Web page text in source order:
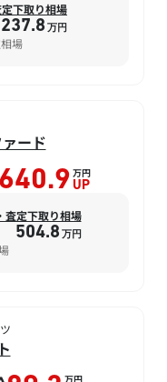
下取り相場
237.8 万円
場
ード
万円
UP
査定下取り相場
504.8 万円
万円